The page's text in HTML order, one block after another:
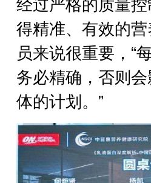
经过严格的质量
得精准、有效的
员来说很重要，“
务必精确，否则
体的计划。”